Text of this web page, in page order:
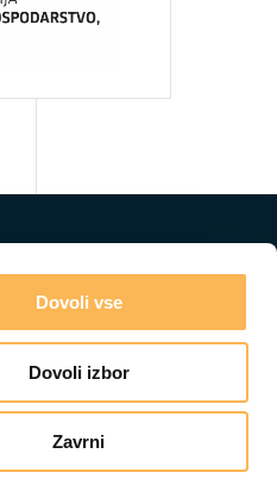
Dovoli vse
Dovoli izbor
Zavrni
IZOBRAŽEVANJA